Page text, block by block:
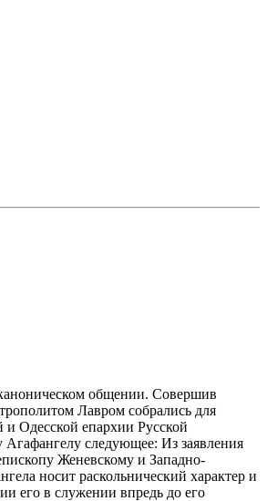
общении. Совершив
Лавром собрались для
Одесской епархии Русской
следующее: Из заявления
Женевскому и Западно-
носит раскольнический характер и
его в служении впредь до его